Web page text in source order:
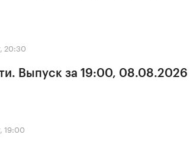
20:30
Выпуск за 19:00, 08.08.2026
19:00